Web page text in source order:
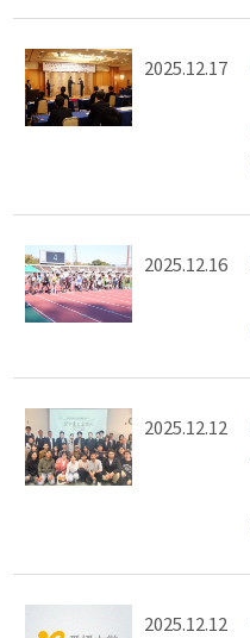
2025.12.17
2025.12.16
2025.12.12
2025.12.12